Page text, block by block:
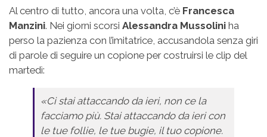
Al centro di tutto, ancora una volta, c’è Francesca
Manzini. Nei giorni scorsi Alessandra Mussolini ha
perso la pazienza con l’imitatrice, accusandola senza giri
di parole di seguire un copione per costruirsi le clip del
martedì:
«Ci stai attaccando da ieri, non ce la
facciamo più. Stai attaccando da ieri con
le tue follie, le tue bugie, il tuo copione.